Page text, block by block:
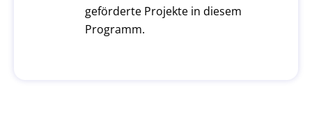
geförderte Projekte in diesem
Programm.